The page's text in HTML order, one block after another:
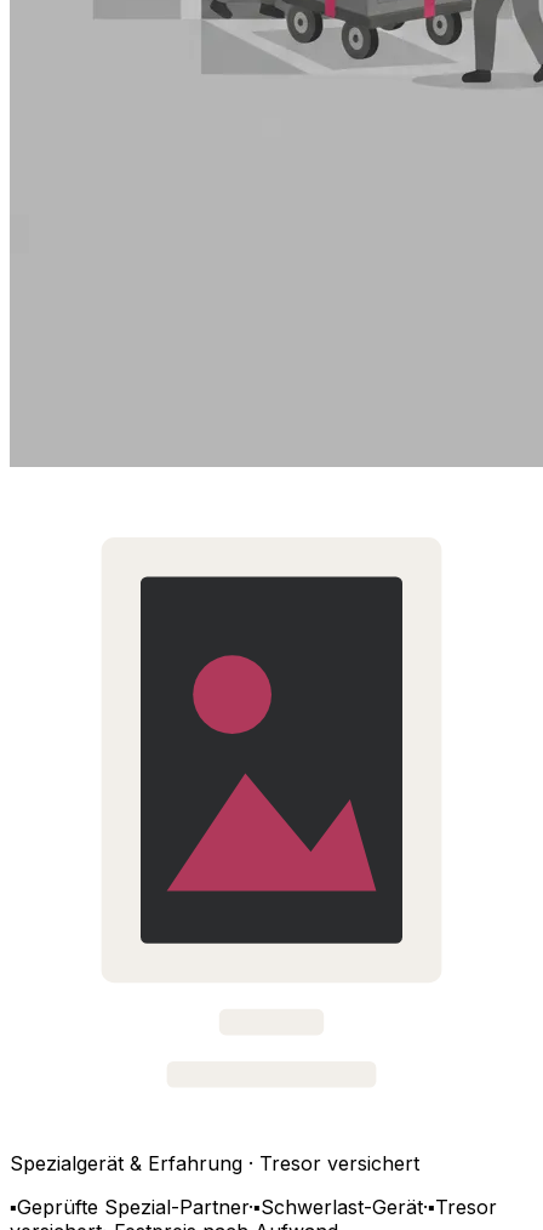
Spezialgerät & Erfahrung · Tresor versichert
▪Geprüfte Spezial-Partner·▪Schwerlast-Gerät·▪Tresor